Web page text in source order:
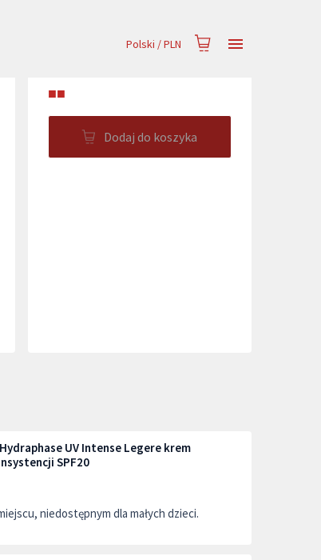
Polski /PLN
■■
Dodaj do koszyka
UV Intense Legere krem
SPF20
niedostępnym dla małych dzieci.